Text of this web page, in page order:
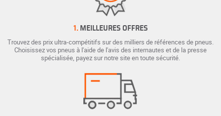
1. MEILLEURES OFFRES
Trouvez des prix ultra-compétitifs sur des milliers de références de pneus.
Choisissez vos pneus à l'aide de l'avis des internautes et de la presse
spécialisée, payez sur notre site en toute sécurité.